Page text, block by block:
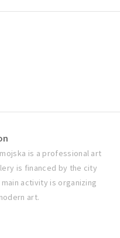
is a professional art
is financed by the city
main activity is organizing
art.